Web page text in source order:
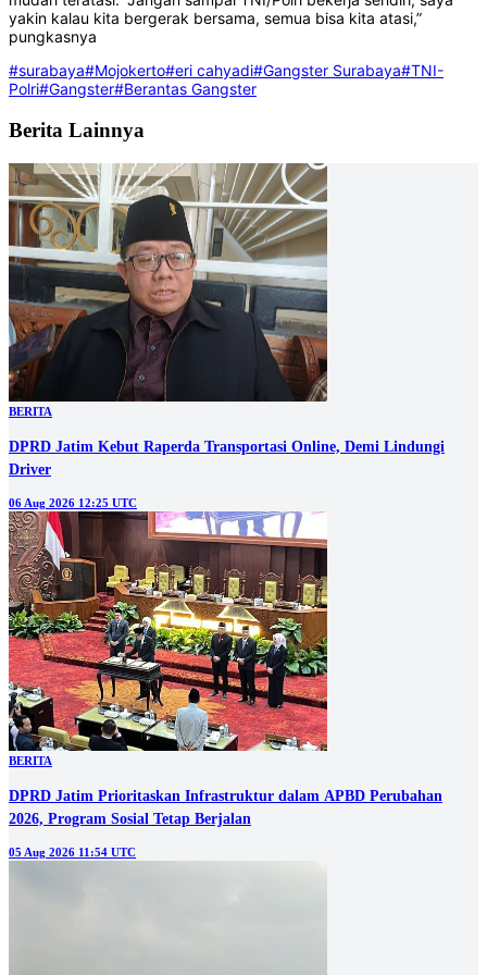
yakin kalau kita bergerak bersama, semua bisa kita atasi,”
pungkasnya
#surabaya#Mojokerto#eri cahyadi#Gangster Surabaya#TNI-
Polri#Gangster#Berantas Gangster
Berita Lainnya
BERITA
DPRD Jatim Kebut Raperda Transportasi Online, Demi Lindungi
Driver
06 Aug 2026 12:25 UTC
BERITA
DPRD Jatim Prioritaskan Infrastruktur dalam APBD Perubahan
2026, Program Sosial Tetap Berjalan
05 Aug 2026 11:54 UTC